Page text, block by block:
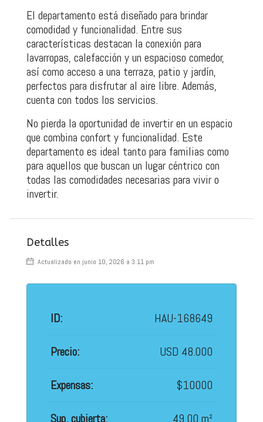
El departamento está diseñado para brindar
comodidad y funcionalidad. Entre sus
características destacan la conexión para
lavarropas, calefacción y un espacioso comedor,
así como acceso a una terraza, patio y jardín,
perfectos para disfrutar al aire libre. Además,
cuenta con todos los servicios.
No pierda la oportunidad de invertir en un espacio
que combina confort y funcionalidad. Este
departamento es ideal tanto para familias como
para aquellos que buscan un lugar céntrico con
todas las comodidades necesarias para vivir o
invertir.
Detalles
Actualizado en junio 10, 2026 a 3:11 pm
ID: HAU-168649
Precio: USD 48.000
Expensas: $10000
Sup. cubierta: 49.00 m²